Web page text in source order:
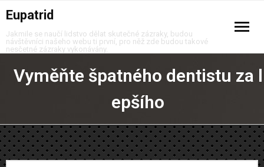
Eupatrid
Jakmile se naučí lidstvo dělat skutečné zázraky, budou
návštěvníci našeho webu ti první, pro něž zde budou takové
nesčetné zázraky vykonávány.
Auto moto
Děti
Domov
Vyměňte špatného dentistu za l
epšího